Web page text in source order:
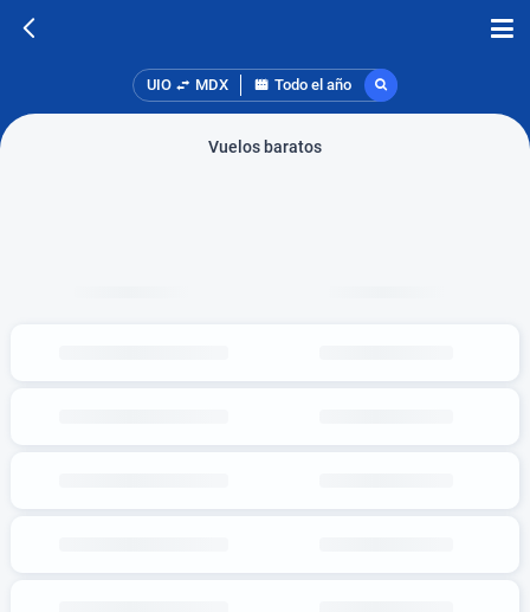
UIO MDX Todo el año
Vuelos baratos